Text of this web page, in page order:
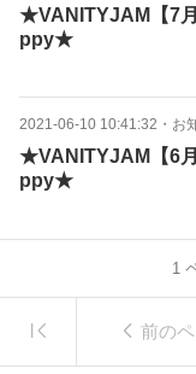
★VANITYJAM【7
ppy★
2021-06-10 10:41:32 ・ お
★VANITYJAM【6
ppy★
1
前の